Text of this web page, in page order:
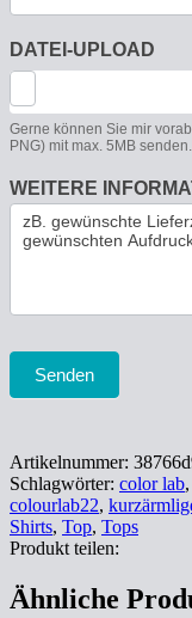
DATEI-UPLOAD
Gerne können Sie mir
PNG) mit max. 5MB senden.
WEITERE
Senden
Artikelnummer:
Schlagwörter: color lab,
colourlab22,
Shirts, Top, Tops
Produkt teilen:
Ähnliche